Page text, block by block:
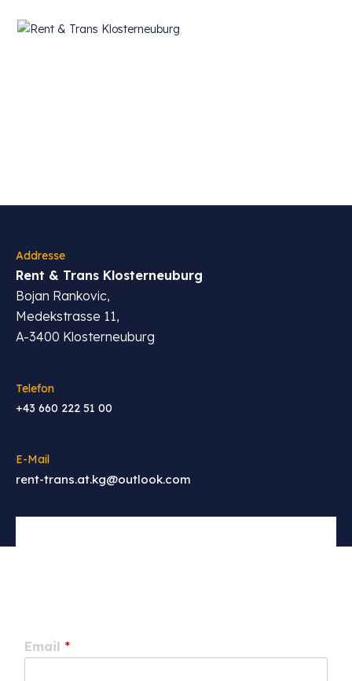
Addresse
Rent & Trans Klosterneuburg
Bojan Rankovic,
Medekstrasse 11,
A-3400 Klosterneuburg
Telefon
+43 660 222 51 00
E-Mail
rent-trans.at.kg@outlook.com
Email *